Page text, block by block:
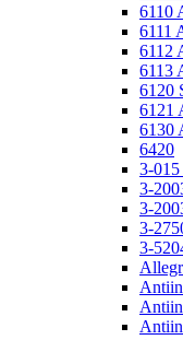
6110
6111
6112
6113
6120
6121
6130
6420
3-
3-
3-
3-
3-